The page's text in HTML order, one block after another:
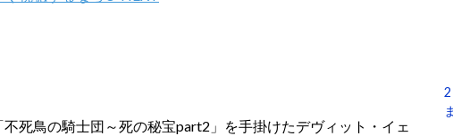
死鳥の騎士団～死の秘宝part2」を手掛けたデヴィット・イェ
2